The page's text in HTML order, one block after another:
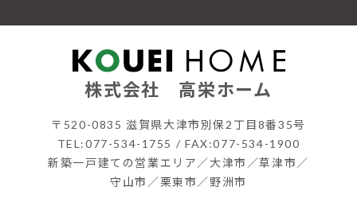
株式会社 高栄ホーム
〒520-0835 滋賀県大津市別保2丁目8番35号
TEL:077-534-1755 / FAX:077-534-1900
新築一戸建ての営業エリア／大津市／草津市／
守山市／栗東市／野洲市